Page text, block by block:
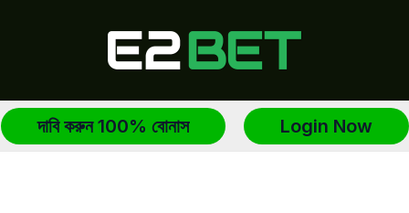
দাবি করুন 100% বোনাস Login Now